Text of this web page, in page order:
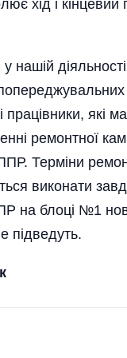
хід і
нашій
працівники, які
ремонтної
Терміни
виконати
на блоці №1
підведуть.